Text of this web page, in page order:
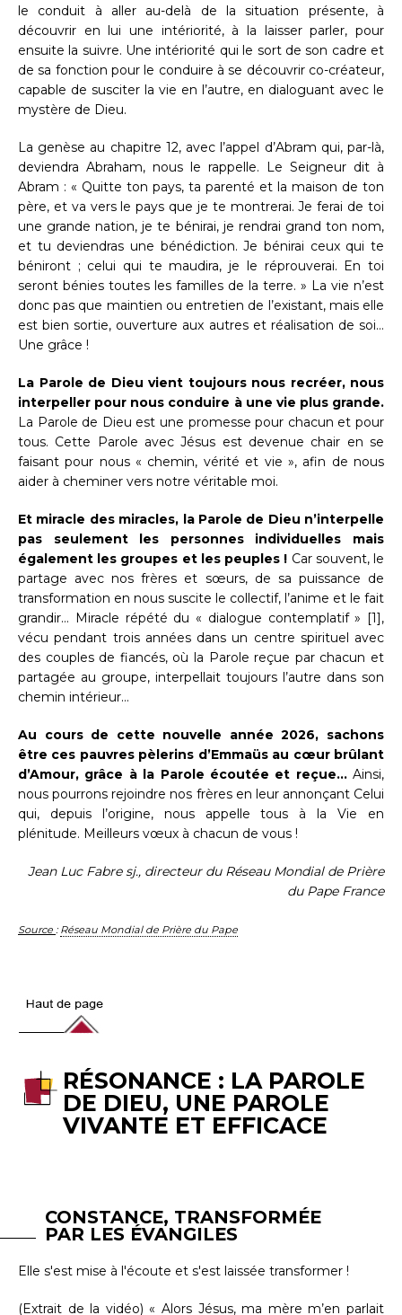
le conduit à aller au-delà de la situation présente, à
découvrir en lui une intériorité, à la laisser parler, pour
ensuite la suivre. Une intériorité qui le sort de son cadre et
de sa fonction pour le conduire à se découvrir co-créateur,
capable de susciter la vie en l’autre, en dialoguant avec le
mystère de Dieu.
La genèse au chapitre 12, avec l’appel d’Abram qui, par-là,
deviendra Abraham, nous le rappelle. Le Seigneur dit à
Abram : « Quitte ton pays, ta parenté et la maison de ton
père, et va vers le pays que je te montrerai. Je ferai de toi
une grande nation, je te bénirai, je rendrai grand ton nom,
et tu deviendras une bénédiction. Je bénirai ceux qui te
béniront ; celui qui te maudira, je le réprouverai. En toi
seront bénies toutes les familles de la terre. » La vie n’est
donc pas que maintien ou entretien de l’existant, mais elle
est bien sortie, ouverture aux autres et réalisation de soi…
Une grâce !
La Parole de Dieu vient toujours nous recréer, nous
interpeller pour nous conduire à une vie plus grande.
La Parole de Dieu est une promesse pour chacun et pour
tous. Cette Parole avec Jésus est devenue chair en se
faisant pour nous « chemin, vérité et vie », afin de nous
aider à cheminer vers notre véritable moi.
Et miracle des miracles, la Parole de Dieu n’interpelle
pas seulement les personnes individuelles mais
également les groupes et les peuples ! Car souvent, le
partage avec nos frères et sœurs, de sa puissance de
transformation en nous suscite le collectif, l’anime et le fait
grandir… Miracle répété du « dialogue contemplatif » [1],
vécu pendant trois années dans un centre spirituel avec
des couples de fiancés, où la Parole reçue par chacun et
partagée au groupe, interpellait toujours l’autre dans son
chemin intérieur…
Au cours de cette nouvelle année 2026, sachons
être ces pauvres pèlerins d’Emmaüs au cœur brûlant
d’Amour, grâce à la Parole écoutée et reçue…Ainsi,
nous pourrons rejoindre nos frères en leur annonçant Celui
qui, depuis l’origine, nous appelle tous à la Vie en
plénitude. Meilleurs vœux à chacun de vous !
Jean Luc Fabre sj., directeur du Réseau Mondial de Prière
du Pape France
Source : Réseau Mondial de Prière du Pape
RÉSONANCE : LA PAROLE
DE DIEU, UNE PAROLE
VIVANTE ET EFFICACE
CONSTANCE, TRANSFORMÉE
PAR LES ÉVANGILES
Elle s'est mise à l'écoute et s'est laissée transformer !
(Extrait de la vidéo) « Alors Jésus, ma mère m’en parlait